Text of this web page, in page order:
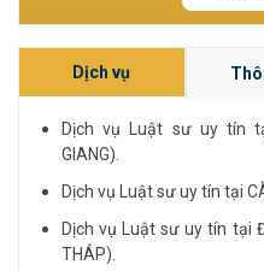
Dịch vụ
Dịch vụ Luật sư uy tín
GIANG).
Dịch vụ Luật sư uy tín tại
Dịch vụ Luật sư uy tín tại
THÁP).